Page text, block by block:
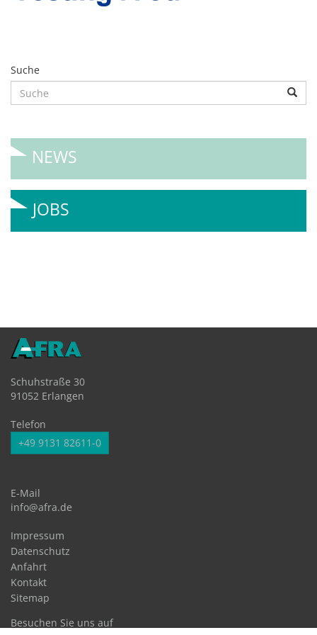
Suche
NEWS
JOBS
Schuhstraße 30
91052 Erlangen
Telefon
+49 9131 82611-0
E-Mail
info@afra.de
Impressum
Datenschutz
Anfahrt
Kontakt
Sitemap
Besuchen Sie uns auf